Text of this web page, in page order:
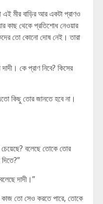
মীর বাড়ির আর একটা প্রাণও
কাছ থেকে প্রতিশোধ নেওয়ার
তো কোনো দোষ নেই। তারা
কে প্রাণ নিবে? কিসের
কিছু তোর জানতে হবে না।
বলেছে তোকে তোর
দিতে?”
দাদী।”
কাজ তো সেও করতে পারে, তোকে